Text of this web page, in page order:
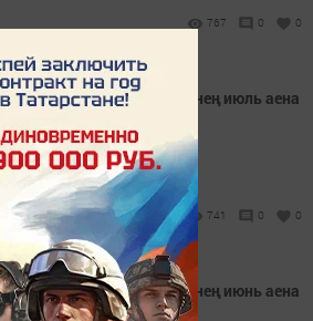
767 0 0
Саба районы мөхтәсибәтенең июль аена
намаз вакытлары
741 0 0
Саба районы мөхтәсибәтенең июнь аена
намаз вакытлары